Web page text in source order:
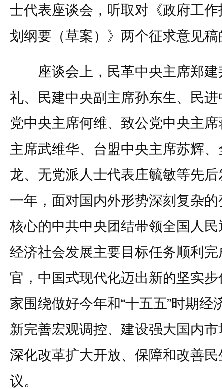
士代表座谈会，听取对《政府工作
划纲要（草案）》两个征求意
座谈会上，民革中央主席郑建
礼、民建中央副主席孙东生、民
党中央主席何维、致公党中央主
主席武维华、台盟中央主席苏辉
龙、无党派人士代表庄毓敏等先
一年，面对国内外形势深刻复杂
核心的中共中央团结带领全国人
经济社会发展主要目标任务顺利完
官，中国式现代化迈出新的坚实
家围绕做好今年和“十五五”时期经
新完善宏观调控、建设强大国内
深化改革扩大开放、保障和改善
议。